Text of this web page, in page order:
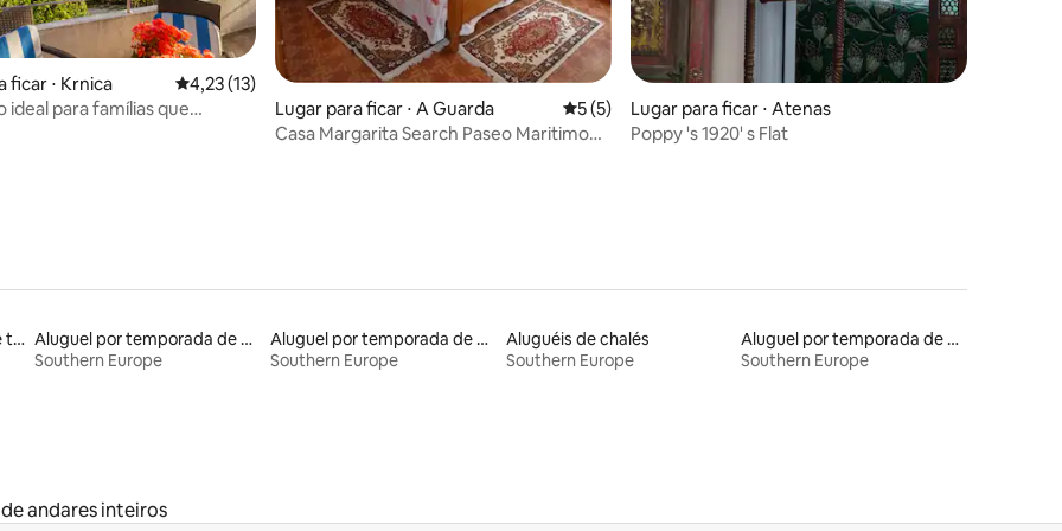
ficar ⋅ Krnica 4,23 de uma avaliação média de 5, 13 avaliações
4,23 (13)
Lugar para ficar ⋅ A Guarda 5 de uma avaliação média de 5, 5 avaliações
5 (5)
Casa Margarita Search Paseo Maritimo
Lugar para ficar ⋅ Atenas
Poppy 's 1920' s Flat
Aluguel por temporada de tendas
Aluguel por temporada de casas-barco
Southern Europe
Aluguel por temporada de casebres
Southern Europe
Aluguéis de chalés
Southern Europe
Aluguel por temporada de barcos
Southern Europe
andares inteiros